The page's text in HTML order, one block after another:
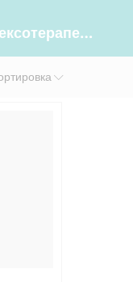
Иглорефлексотерапевты